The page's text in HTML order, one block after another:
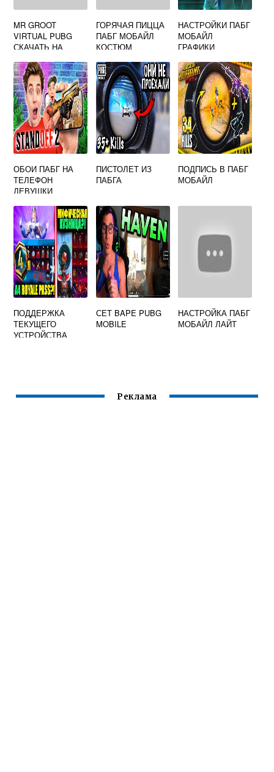
MR GROOT
VIRTUAL PUBG
СКАЧАТЬ НА
БЕСПЛАТНО
ГОРЯЧАЯ ПИЦЦА
ПАБГ МОБАЙЛ
КОСТЮМ
НАСТРОЙКИ ПАБГ
МОБАЙЛ
ГРАФИКИ
ОБОИ ПАБГ НА
ТЕЛЕФОН
ДЕВУШКИ
ПИСТОЛЕТ ИЗ
ПАБГА
ПОДПИСЬ В ПАБГ
МОБАЙЛ
ПОДДЕРЖКА
ТЕКУЩЕГО
УСТРОЙСТВА
СЕТ BAPE PUBG
MOBILE
НАСТРОЙКА ПАБГ
МОБАЙЛ ЛАЙТ
Реклама